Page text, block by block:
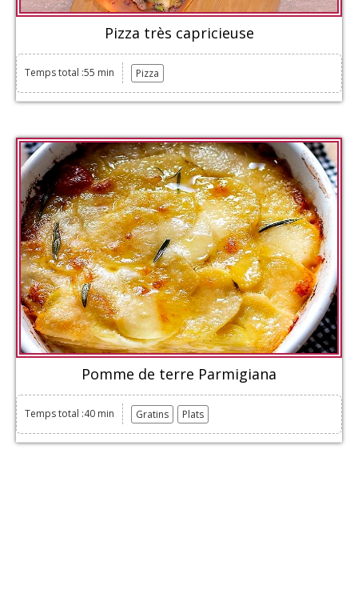
Pizza très capricieuse
Temps total :55 min Pizza
Pomme de terre Parmigiana
Temps total :40 min Gratins Plats